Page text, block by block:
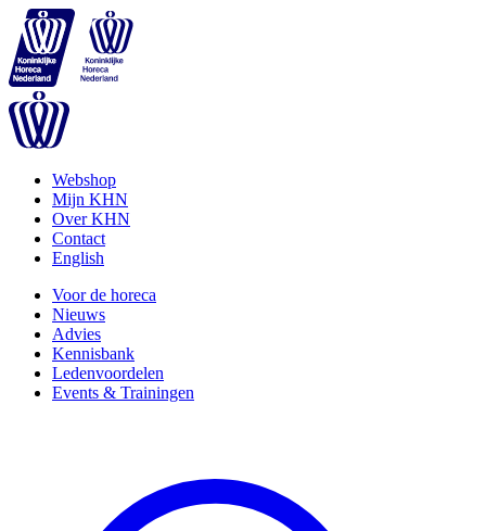
Webshop
Mijn KHN
Over KHN
Contact
English
Voor de horeca
Nieuws
Advies
Kennisbank
Ledenvoordelen
Events & Trainingen